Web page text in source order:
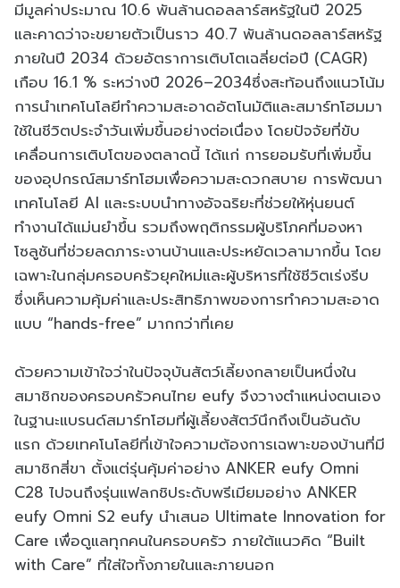
มีมูลค่าประมาณ 10.6 พันล้านดอลลาร์สหรัฐในปี 2025
และคาดว่าจะขยายตัวเป็นราว 40.7 พันล้านดอลลาร์สหรัฐ
ภายในปี 2034 ด้วยอัตราการเติบโตเฉลี่ยต่อปี (CAGR)
เกือบ 16.1 % ระหว่างปี 2026–2034ซึ่งสะท้อนถึงแนวโน้ม
การนำเทคโนโลยีทำความสะอาดอัตโนมัติและสมาร์ทโฮมมา
ใช้ในชีวิตประจำวันเพิ่มขึ้นอย่างต่อเนื่อง โดยปัจจัยที่ขับ
เคลื่อนการเติบโตของตลาดนี้ ได้แก่ การยอมรับที่เพิ่มขึ้น
ของอุปกรณ์สมาร์ทโฮมเพื่อความสะดวกสบาย การพัฒนา
เทคโนโลยี AI และระบบนำทางอัจฉริยะที่ช่วยให้หุ่นยนต์
ทำงานได้แม่นยำขึ้น รวมถึงพฤติกรรมผู้บริโภคที่มองหา
โซลูชันที่ช่วยลดภาระงานบ้านและประหยัดเวลามากขึ้น โดย
เฉพาะในกลุ่มครอบครัวยุคใหม่และผู้บริหารที่ใช้ชีวิตเร่งรีบ
ซึ่งเห็นความคุ้มค่าและประสิทธิภาพของการทำความสะอาด
แบบ “hands-free” มากกว่าที่เคย
ด้วยความเข้าใจว่าในปัจจุบันสัตว์เลี้ยงกลายเป็นหนึ่งใน
สมาชิกของครอบครัวคนไทย eufy จึงวางตำแหน่งตนเอง
ในฐานะแบรนด์สมาร์ทโฮมที่ผู้เลี้ยงสัตว์นึกถึงเป็นอันดับ
แรก ด้วยเทคโนโลยีที่เข้าใจความต้องการเฉพาะของบ้านที่มี
สมาชิกสี่ขา ตั้งแต่รุ่นคุ้มค่าอย่าง ANKER eufy Omni
C28 ไปจนถึงรุ่นแฟลกชิประดับพรีเมียมอย่าง ANKER
eufy Omni S2 eufy นำเสนอ Ultimate Innovation for
Care เพื่อดูแลทุกคนในครอบครัว ภายใต้แนวคิด “Built
with Care” ที่ใส่ใจทั้งภายในและภายนอก